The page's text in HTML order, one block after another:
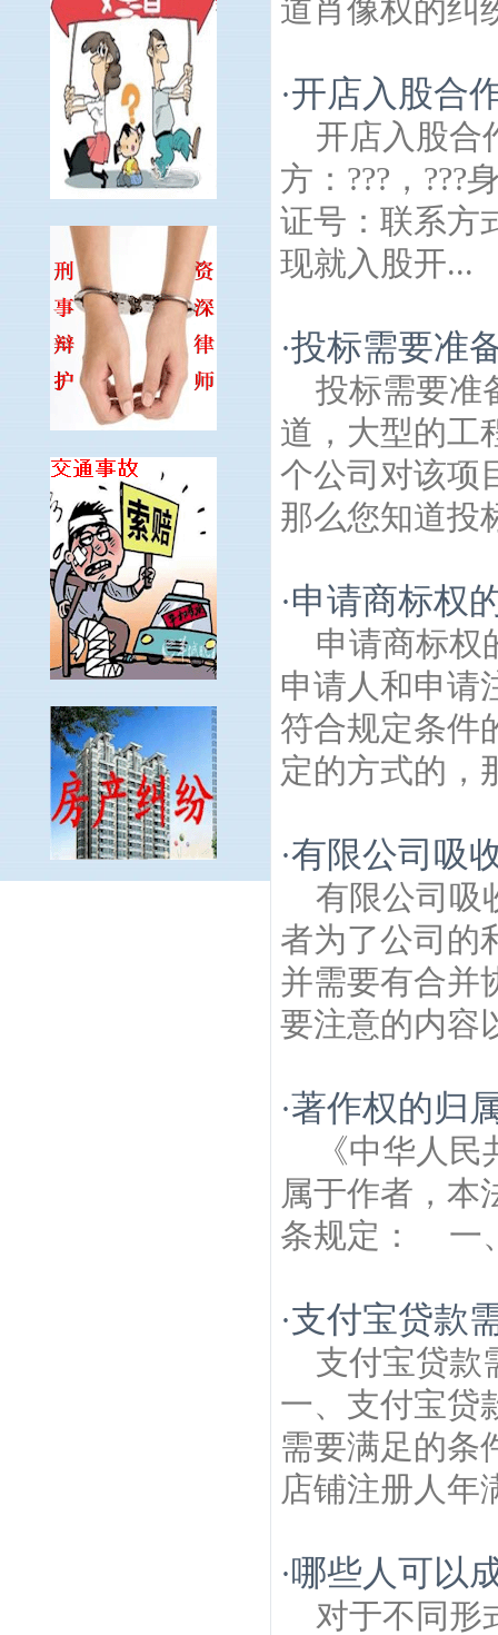
道肖像权的纠
·开店入股合
开店入股合
方：???，???
证号：联系方
现就入股开...
·投标需要准
投标需要准
道，大型的工
个公司对该项
那么您知道投
·申请商标权
申请商标权
申请人和申请
符合规定条件
定的方式的，
·有限公司吸
有限公司吸
者为了公司的
并需要有合并
要注意的内容
·著作权的归
《中华人
属于作者，本
条规定： 一
·支付宝贷款
支付宝贷款
一、支付宝贷
需要满足的条
店铺注册人年
·哪些人可以
对于不同形